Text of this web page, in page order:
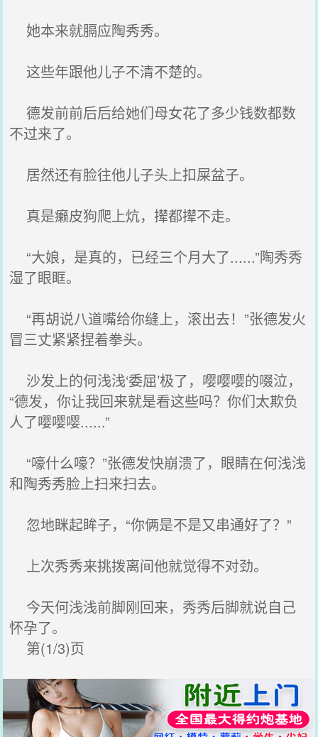
她本来就膈应陶秀秀。
这些年跟他儿子不清不楚的。
德发前前后后给她们母女花了多少钱数都数
不过来了。
居然还有脸往他儿子头上扣屎盆子。
真是癞皮狗爬上炕，撵都撵不走。
“大娘，是真的，已经三个月大了......”陶秀秀
湿了眼眶。
“再胡说八道嘴给你缝上，滚出去！”张德发火
冒三丈紧紧捏着拳头。
沙发上的何浅浅‘委屈’极了，嘤嘤嘤的啜泣，
“德发，你让我回来就是看这些吗？你们太欺负
人了嘤嘤嘤......”
“嚎什么嚎？”张德发快崩溃了，眼睛在何浅浅
和陶秀秀脸上扫来扫去。
忽地眯起眸子，“你俩是不是又串通好了？”
上次秀秀来挑拨离间他就觉得不对劲。
今天何浅浅前脚刚回来，秀秀后脚就说自己
怀孕了。
第(1/3)页